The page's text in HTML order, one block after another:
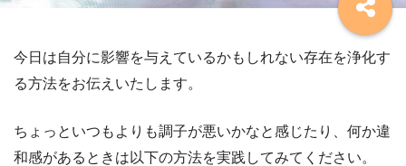
今日は自分に影響を与えているかもしれない存在を浄化す
る方法をお伝えいたします。
ちょっといつもよりも調子が悪いかなと感じたり、何か違
和感があるときは以下の方法を実践してみてください。